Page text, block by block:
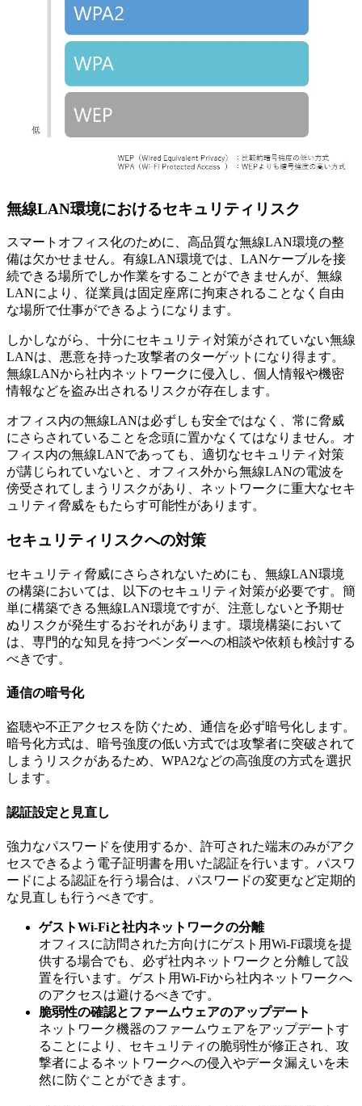
無線LAN環境におけるセキュリティリスク
スマートオフィス化のために、高品質な無線LAN環境の整
備は欠かせません。有線LAN環境では、LANケーブルを接
続できる場所でしか作業をすることができませんが、無線
LANにより、従業員は固定座席に拘束されることなく自由
な場所で仕事ができるようになります。
しかしながら、十分にセキュリティ対策がされていない無線
LANは、悪意を持った攻撃者のターゲットになり得ます。
無線LANから社内ネットワークに侵入し、個人情報や機密
情報などを盗み出されるリスクが存在します。
オフィス内の無線LANは必ずしも安全ではなく、常に脅威
にさらされていることを念頭に置かなくてはなりません。オ
フィス内の無線LANであっても、適切なセキュリティ対策
が講じられていないと、オフィス外から無線LANの電波を
傍受されてしまうリスクがあり、ネットワークに重大なセキ
ュリティ脅威をもたらす可能性があります。
セキュリティリスクへの対策
セキュリティ脅威にさらされないためにも、無線LAN環境
の構築においては、以下のセキュリティ対策が必要です。簡
単に構築できる無線LAN環境ですが、注意しないと予期せ
ぬリスクが発生するおそれがあります。環境構築において
は、専門的な知見を持つベンダーへの相談や依頼も検討する
べきです。
通信の暗号化
盗聴や不正アクセスを防ぐため、通信を必ず暗号化します。
暗号化方式は、暗号強度の低い方式では攻撃者に突破されて
しまうリスクがあるため、WPA2などの高強度の方式を選択
します。
認証設定と見直し
強力なパスワードを使用するか、許可された端末のみがアク
セスできるよう電子証明書を用いた認証を行います。パスワ
ードによる認証を行う場合は、パスワードの変更など定期的
な見直しも行うべきです。
ゲストWi-Fiと社内ネットワークの分離
オフィスに訪問された方向けにゲスト用Wi-Fi環境を提
供する場合でも、必ず社内ネットワークと分離して設
置を行います。ゲスト用Wi-Fiから社内ネットワークへ
のアクセスは避けるべきです。
脆弱性の確認とファームウェアのアップデート
ネットワーク機器のファームウェアをアップデートす
ることにより、セキュリティの脆弱性が修正され、攻
撃者によるネットワークへの侵入やデータ漏えいを未
然に防ぐことができます。